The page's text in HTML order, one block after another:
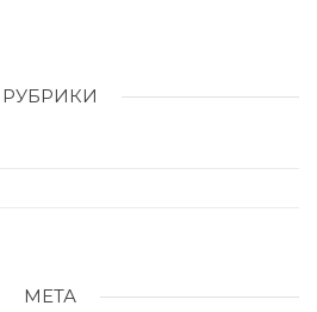
РУБРИКИ
МЕТА